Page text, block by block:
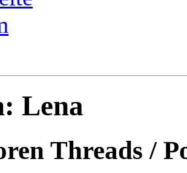
Lena
Threads /